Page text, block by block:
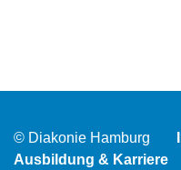
© Diakonie Hamburg
Ausbildung & Karriere